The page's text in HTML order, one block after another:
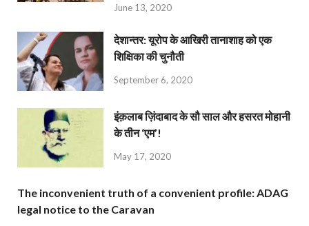
June 13, 2020
देशान्‍तर: यूरोप के आखिरी तानाशाह को एक
शिक्षिका की चुनौती
September 6, 2020
इंक़लाब ज़िंदाबाद के सौ साल और हसरत मोहानी
के तीन ‘एम’!
May 17, 2020
The inconvenient truth of a convenient profile: ADAG
legal notice to the Caravan